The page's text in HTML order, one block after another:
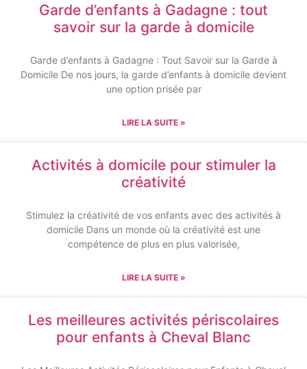
Garde d’enfants à Gadagne : tout
savoir sur la garde à domicile
Garde d’enfants à Gadagne : Tout Savoir sur la Garde à
Domicile De nos jours, la garde d’enfants à domicile devient
une option prisée par
LIRE LA SUITE »
Activités à domicile pour stimuler la
créativité
Stimulez la créativité de vos enfants avec des activités à
domicile Dans un monde où la créativité est une
compétence de plus en plus valorisée,
LIRE LA SUITE »
Les meilleures activités périscolaires
pour enfants à Cheval Blanc